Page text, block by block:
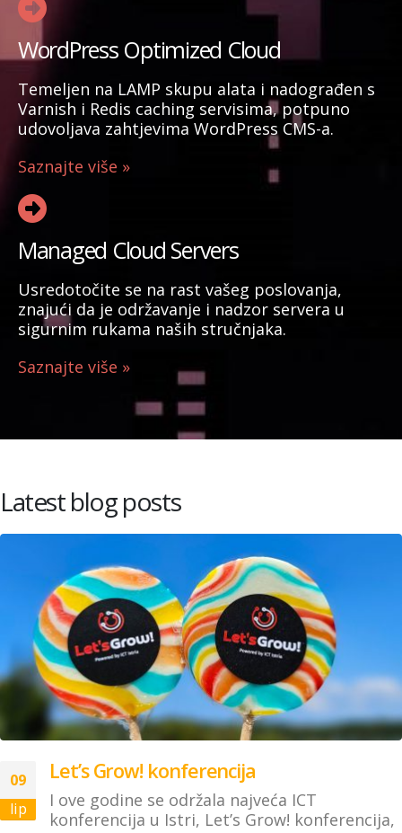
WordPress Optimized Cloud
Temeljen na LAMP skupu alata i nadograđen s
Varnish i Redis caching servisima, potpuno
udovoljava zahtjevima WordPress CMS-a.
Saznajte više »
Managed Cloud Servers
Usredotočite se na rast vašeg poslovanja,
znajući da je održavanje i nadzor servera u
sigurnim rukama naših stručnjaka.
Saznajte više »
Latest blog posts
09
lip
Let’s Grow! konferencija
I ove godine se održala najveća ICT
konferencija u Istri, Let’s Grow! konferencija,